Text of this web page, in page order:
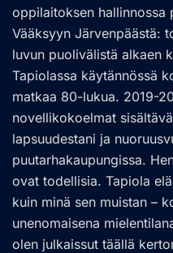
oppilaitoksen hallinnossa
Vääksyyn Järvenpäästä:
luvun puolivälistä alkaen
Tapiolassa käytännössä
matkaa 80-lukua. 2019-
novellikokoelmat
lapsuudestani ja
puutarhakaupungissa.
ovat todellisia. Tapiola
kuin minä sen muistan –
unenomaisena
olen julkaissut täällä